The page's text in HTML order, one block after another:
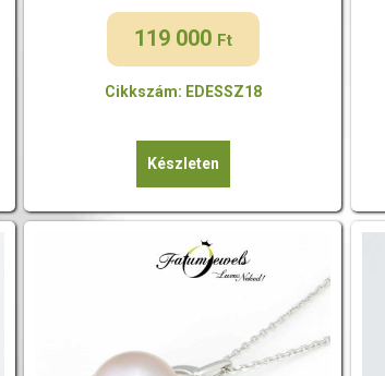
119 000 Ft
Cikkszám: EDESSZ18
Készleten